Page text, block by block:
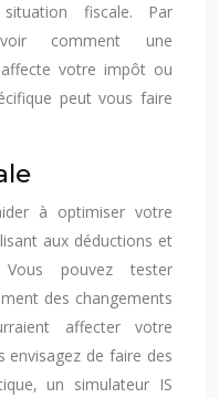
fiscale. Par
comment une
votre impôt ou
peut vous faire
à optimiser votre
aux déductions et
Vous pouvez tester
des changements
affecter votre
envisagez de faire des
un simulateur IS